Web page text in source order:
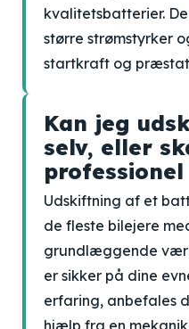
kvalitetsbatterier.
større strømstyrker
startkraft og
Kan jeg
selv, eller
Udskiftning af et
de fleste bilejere
grundlæggende
er sikker på dine
erfaring, anbefales
hjælp fra en